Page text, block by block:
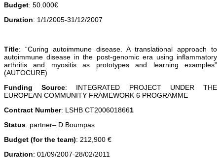
Budget: 50.000€
Duration: 1/1/2005-31/12/2007
Title: “Curing autoimmune disease. A translational approach to
autoimmune disease in the post-genomic era using inflammatory
arthritis and myositis as prototypes and learning examples”
(AUTOCURE)
Funding Source: INTEGRATED PROJECT UNDER THE
EUROPEAN COMMUNITY FRAMEWORK 6 PROGRAMME
Contract Number: LSHB CT2006018661
Status: partner– D.Boumpas
Budget (for the team): 212,900 €
Duration: 01/09/2007-28/02/2011